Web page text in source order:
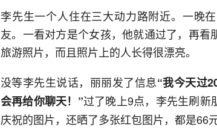
李先生一个人住在三大动力路附近。一晚
友。一看对方是个女孩，他就通过了，再
旅游照片，而且照片上的人长得很漂亮。
没等李先生说话，丽丽发了信息“我今天过
会再给你聊天！”过了晚上9点，李先生刷新
庆祝的图片，还晒了多张红包图片，都是66